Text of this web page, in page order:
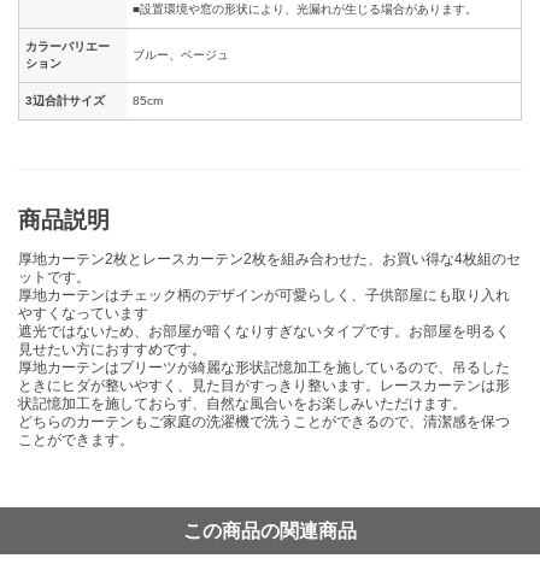
■設置環境や窓の形状により、光漏れが生じる場合があります。
カラーバリエー
ション
ブルー、ベージュ
3辺合計サイズ 85cm
商品説明
厚地カーテン2枚とレースカーテン2枚を組み合わせた、お買い得な4枚組のセ
ットです。
厚地カーテンはチェック柄のデザインが可愛らしく、子供部屋にも取り入れ
やすくなっています
遮光ではないため、お部屋が暗くなりすぎないタイプです。お部屋を明るく
見せたい方におすすめです。
厚地カーテンはプリーツが綺麗な形状記憶加工を施しているので、吊るした
ときにヒダが整いやすく、見た目がすっきり整います。レースカーテンは形
状記憶加工を施しておらず、自然な風合いをお楽しみいただけます。
どちらのカーテンもご家庭の洗濯機で洗うことができるので、清潔感を保つ
ことができます。
この商品の関連商品